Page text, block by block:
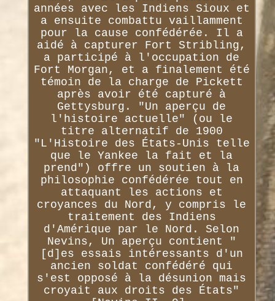
années avec les Indiens Sioux et
a ensuite combattu vaillamment
pour la cause confédérée. Il a
aidé à capturer Fort Stribling,
a participé à l'occupation de
Fort Morgan, et a finalement été
témoin de la charge de Pickett
après avoir été capturé à
Gettysburg. "Un aperçu de
l'histoire actuelle" (ou le
titre alternatif de 1900
"L'Histoire des États-Unis telle
que le Yankee la fait et la
prend") offre un soutien à la
philosophie confédérée tout en
attaquant les actions et
croyances du Nord, y compris le
traitement des Indiens
d'Amérique par le Nord. Selon
Nevins, Un aperçu contient "
[d]es essais intéressants d'un
ancien soldat confédéré qui
s'est opposé à la désunion mais
croyait aux droits des États"